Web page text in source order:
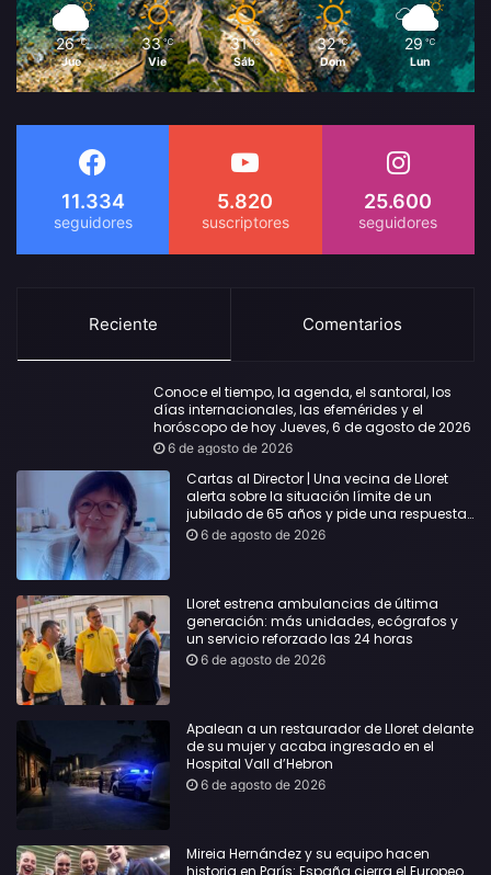
26 ℃
Jue
33 ℃
Vie
31 ℃
Sáb
32 ℃
Dom
29 ℃
Lun
11.334 5.820 25.600
Reciente Comentarios
Conoce el tiempo, la agenda, el santoral, los
días internacionales, las efemérides y el
horóscopo de hoy Jueves, 6 de agosto de 2026
6 de agosto de 2026
Cartas al Director | Una vecina de Lloret
alerta sobre la situación límite de un
jubilado de 65 años y pide una respuesta
urgente
6 de agosto de 2026
Lloret estrena ambulancias de última
generación: más unidades, ecógrafos y
un servicio reforzado las 24 horas
6 de agosto de 2026
Apalean a un restaurador de Lloret delante
de su mujer y acaba ingresado en el
Hospital Vall d’Hebron
6 de agosto de 2026
Mireia Hernández y su equipo hacen